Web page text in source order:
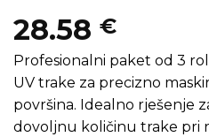
28.58 €
Profesionalni paket od 3
UV trake za precizno
površina. Idealno rješenje
dovoljnu količinu trake pri